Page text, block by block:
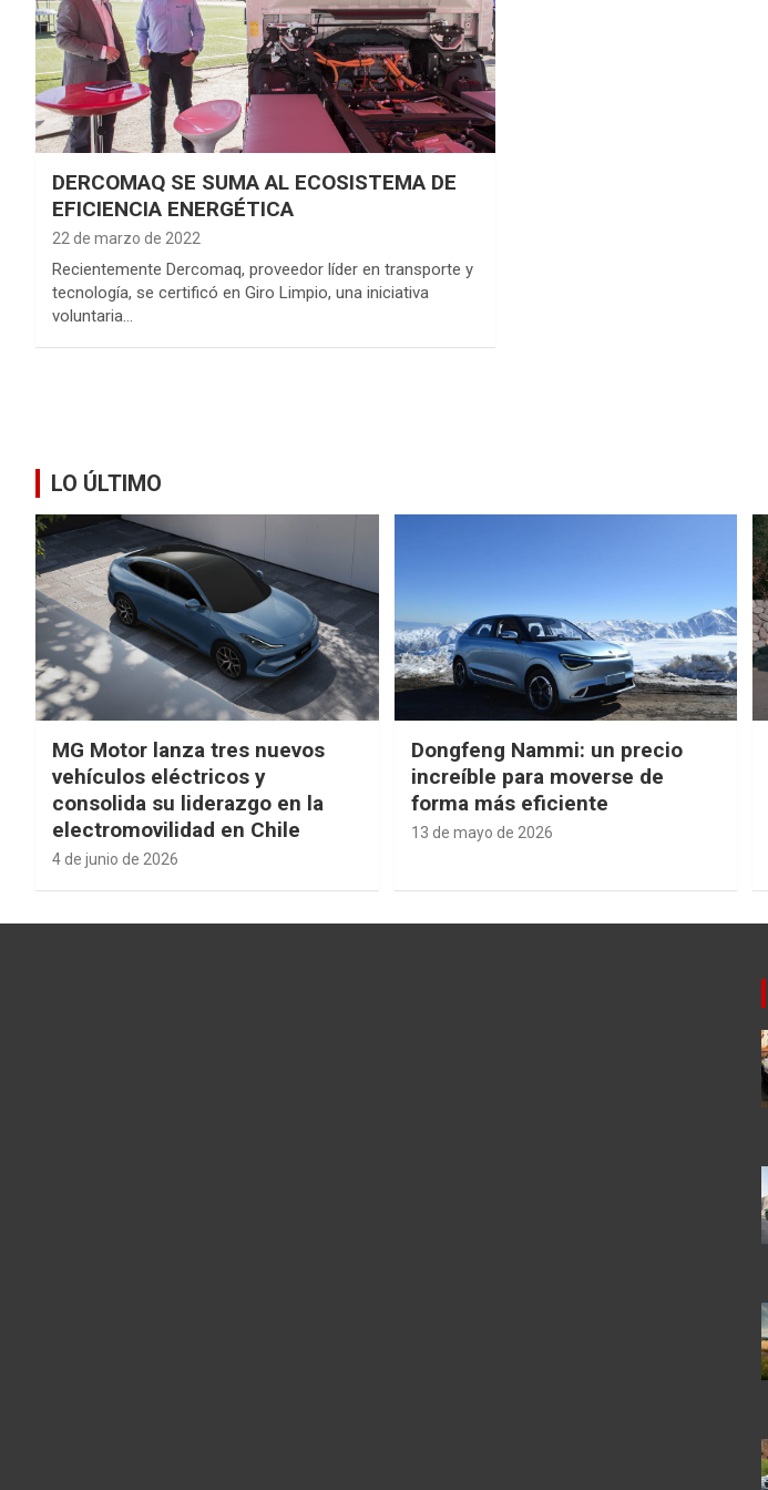
DERCOMAQ SE SUMA AL ECOSISTEMA DE
EFICIENCIA ENERGÉTICA
22 de marzo de 2022
Recientemente Dercomaq, proveedor líder en transporte y
tecnología, se certificó en Giro Limpio, una iniciativa
voluntaria…
LO ÚLTIMO
MG Motor lanza tres nuevos
vehículos eléctricos y
consolida su liderazgo en la
electromovilidad en Chile
4 de junio de 2026
Dongfeng Nammi: un precio
increíble para moverse de
forma más eficiente
13 de mayo de 2026